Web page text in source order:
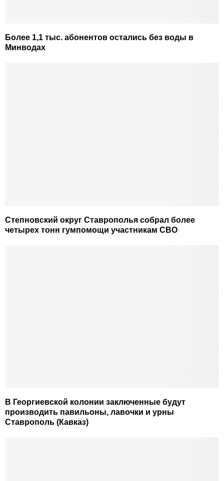
Более 1,1 тыс. абонентов остались без воды в
Минводах
Степновский округ Ставрополья собрал более
четырех тонн гумпомощи участникам СВО
В Георгиевской колонии заключенные будут
производить павильоны, лавочки и урны
Ставрополь (Кавказ)